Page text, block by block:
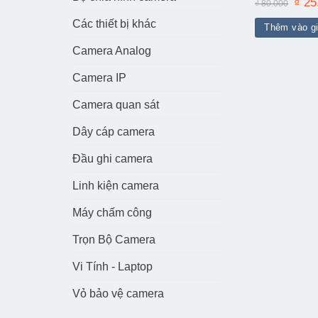
Các thiết bị khác
Camera Analog
Camera IP
Camera quan sát
Dây cáp camera
Đầu ghi camera
Linh kiện camera
Máy chấm công
Trọn Bộ Camera
Vi Tính - Laptop
Vỏ bảo vệ camera
₫80.000
là:
₫
Thêm vào